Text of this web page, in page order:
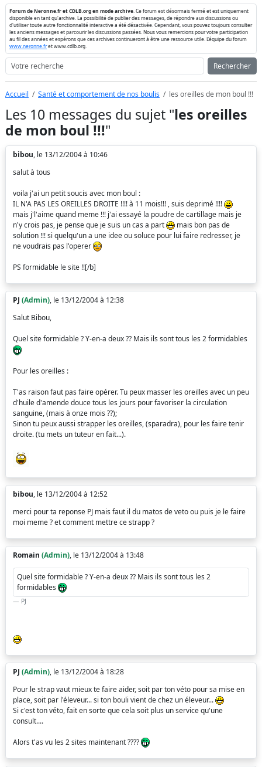
Forum de Neronne.fr et CDLB.org en mode archive . Ce forum est désormais fermé et est uniquement
disponible en tant qu'archive. La possibilité de publier des messages, de répondre aux discussions ou
d'utiliser toute autre fonctionnalité interactive a été désactivée. Cependant, vous pouvez toujours consulter
les anciens messages et parcourir les discussions passées. Nous vous remercions pour votre participation
au fil des années et espérons que ces archives continueront à être une ressource utile. L'équipe du forum
www.neronne.fret www.cdlb.org.
Rechercher
Accueil Santé et comportement de nos boulis les oreilles de mon boul !!!
Les 10 messages du sujet "les oreilles
de mon boul !!!"
bibou, le 13/12/2004 à 10:46
salut à tous
voila j'ai un petit soucis avec mon boul :
IL N'A PAS LES OREILLES DROITE !!!! à 11 mois!!! , suis deprimé !!!!
mais j'l'aime quand meme !!! j'ai essayé la poudre de cartillage mais je
n'y crois pas, je pense que je suis un cas a part
mais bon pas de
solution !!! si quelqu'un a une idee ou soluce pour lui faire redresser, je
ne voudrais pas l'operer
PS formidable le site !![/b]
PJ (Admin), le 13/12/2004 à 12:38
Salut Bibou,
Quel site formidable ? Y-en-a deux ?? Mais ils sont tous les 2 formidables
Pour les oreilles :
T'as raison faut pas faire opérer. Tu peux masser les oreilles avec un peu
d'huile d'amende douce tous les jours pour favoriser la circulation
sanguine, (mais à onze mois ??);
Sinon tu peux aussi strapper les oreilles, (sparadra), pour les faire tenir
droite. (tu mets un tuteur en fait...).
bibou, le 13/12/2004 à 12:52
merci pour ta reponse PJ mais faut il du matos de veto ou puis je le faire
moi meme ? et comment mettre ce strapp ?
Romain (Admin), le 13/12/2004 à 13:48
Quel site formidable ? Y-en-a deux ?? Mais ils sont tous les 2
formidables
PJ
PJ (Admin), le 13/12/2004 à 18:28
Pour le strap vaut mieux te faire aider, soit par ton véto pour sa mise en
place, soit par l'éleveur... si ton bouli vient de chez un éleveur...
Si c'est ton véto, fait en sorte que cela soit plus un service qu'une
consult....
Alors t'as vu les 2 sites maintenant ????